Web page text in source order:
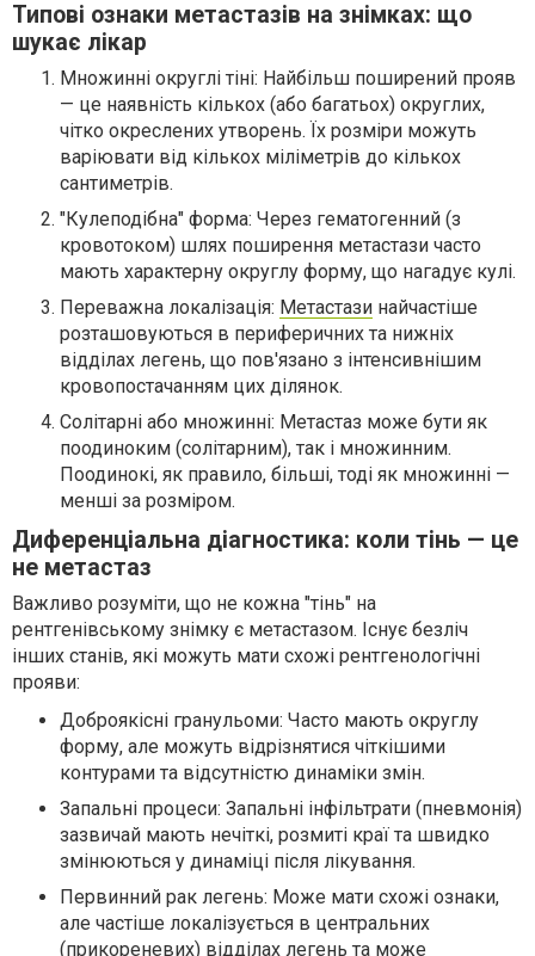
Типові ознаки метастазів на знімках: що
шукає лікар
Множинні округлі тіні: Найбільш поширений прояв
— це наявність кількох (або багатьох) округлих,
чітко окреслених утворень. Їх розміри можуть
варіювати від кількох міліметрів до кількох
сантиметрів.
"Кулеподібна" форма: Через гематогенний (з
кровотоком) шлях поширення метастази часто
мають характерну округлу форму, що нагадує кулі.
Переважна локалізація: Метастази найчастіше
розташовуються в периферичних та нижніх
відділах легень, що пов'язано з інтенсивнішим
кровопостачанням цих ділянок.
Солітарні або множинні: Метастаз може бути як
поодиноким (солітарним), так і множинним.
Поодинокі, як правило, більші, тоді як множинні —
менші за розміром.
Диференціальна діагностика: коли тінь — це
не метастаз
Важливо розуміти, що не кожна "тінь" на
рентгенівському знімку є метастазом. Існує безліч
інших станів, які можуть мати схожі рентгенологічні
прояви:
Доброякісні гранульоми: Часто мають округлу
форму, але можуть відрізнятися чіткішими
контурами та відсутністю динаміки змін.
Запальні процеси: Запальні інфільтрати (пневмонія)
зазвичай мають нечіткі, розмиті краї та швидко
змінюються у динаміці після лікування.
Первинний рак легень: Може мати схожі ознаки,
але частіше локалізується в центральних
(прикореневих) відділах легень та може